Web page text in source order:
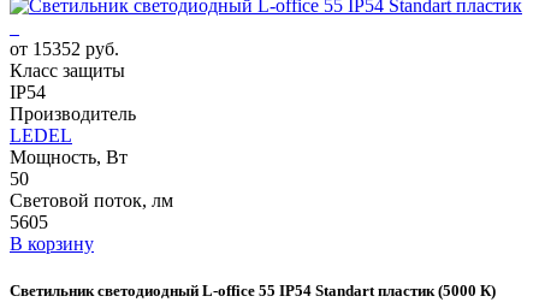
от 15352 руб.
Класс защиты
IP54
Производитель
LEDEL
Мощность, Вт
50
Световой поток, лм
5605
В корзину
Светильник светодиодный L-office 55 IP54 Standart пластик (5000 К)